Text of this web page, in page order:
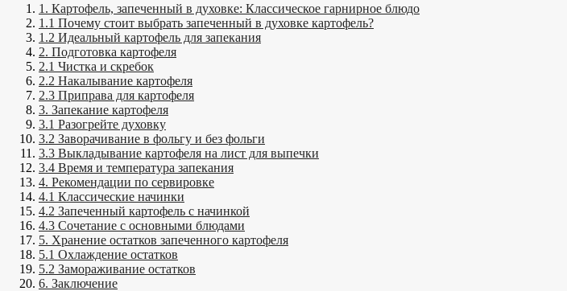
1. Картофель, запеченный в духовке: Классическое гарнирное блюдо
1.1 Почему стоит выбрать запеченный в духовке картофель?
1.2 Идеальный картофель для запекания
2. Подготовка картофеля
2.1 Чистка и скребок
2.2 Накалывание картофеля
2.3 Приправа для картофеля
3. Запекание картофеля
3.1 Разогрейте духовку
3.2 Заворачивание в фольгу и без фольги
3.3 Выкладывание картофеля на лист для выпечки
3.4 Время и температура запекания
4. Рекомендации по сервировке
4.1 Классические начинки
4.2 Запеченный картофель с начинкой
4.3 Сочетание с основными блюдами
5. Хранение остатков запеченного картофеля
5.1 Охлаждение остатков
5.2 Замораживание остатков
6. Заключение